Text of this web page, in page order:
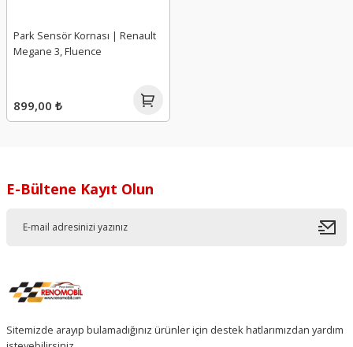
Park Sensör Kornası | Renault
Megane 3, Fluence
899,00 ₺
E-Bültene Kayıt Olun
Sitemizde arayıp bulamadığınız ürünler için destek hatlarımızdan yardım